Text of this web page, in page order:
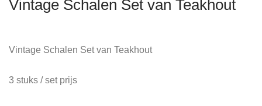
Vintage Schalen Set van Teakhout
Vintage Schalen Set van Teakhout
3 stuks / set prijs